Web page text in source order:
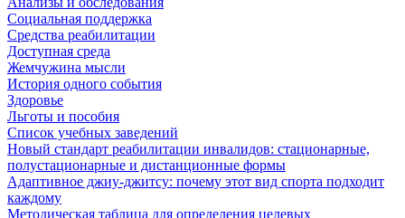
Социальная поддержка
Средства реабилитации
Доступная среда
Жемчужина мысли
История одного события
Здоровье
Льготы и пособия
Список учебных заведений
Новый стандарт реабилитации инвалидов: стационарные,
полустационарные и дистанционные формы
Адаптивное джиу-джитсу: почему этот вид спорта подходит
каждому
Методическая таблица для определения целевых